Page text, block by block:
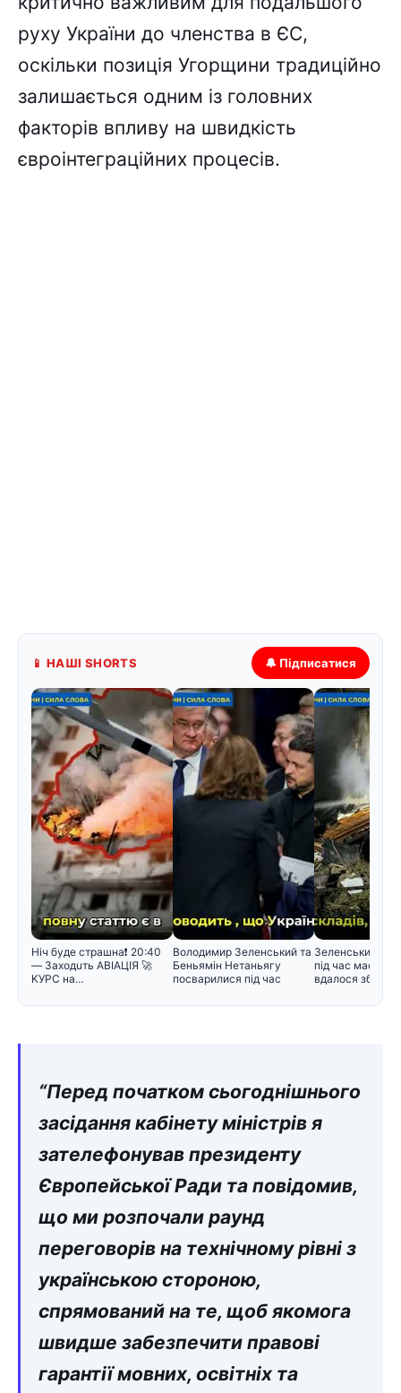
руху України до членства в ЄС,
оскільки позиція Угорщини традиційно
залишається одним із головних
факторів впливу на швидкість
євроінтеграційних процесів.
📱 НАШІ SHORTS 🔔 Підписатися
Hiч бyдe cтpaшнa❗️ 20:40
— Зaxoдuть ABIAЦIЯ 🚀
KУPC нa…
Володимир Зеленський та
Беньямін Нетаньягу
посварилися під час
Зеленський
під час
вдалося збити
“Перед початком сьогоднішнього
засідання кабінету міністрів я
зателефонував президенту
Європейської Ради та повідомив,
що ми розпочали раунд
переговорів на технічному рівні з
українською стороною,
спрямований на те, щоб якомога
швидше забезпечити правові
гарантії мовних, освітніх та